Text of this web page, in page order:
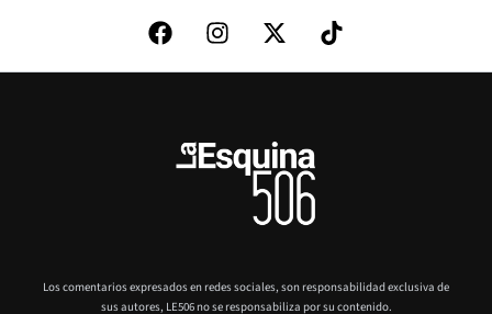
Los comentarios expresados en redes sociales, son responsabilidad exclusiva de
sus autores, LE506 no se responsabiliza por su contenido.